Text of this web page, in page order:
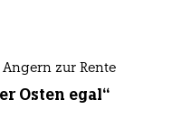
zur Rente
Osten egal“